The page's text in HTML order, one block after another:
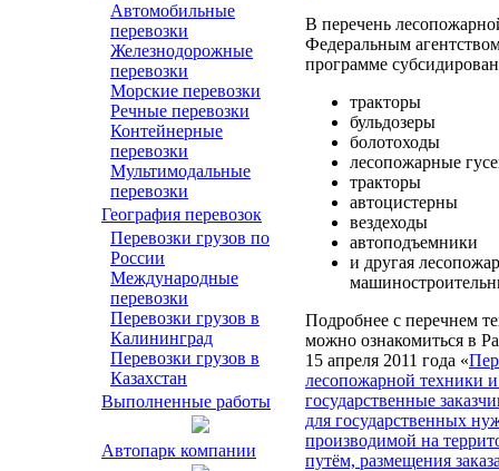
Автомобильные
перевозки
Железнодорожные
перевозки
Морские перевозки
Речные перевозки
Контейнерные
перевозки
Мультимодальные
перевозки
География перевозок
Перевозки грузов по
России
Международные
перевозки
Перевозки грузов в
Калининград
Перевозки грузов в
Казахстан
Выполненные работы
Автопарк компании
В перечень
Федеральным
программе
тракторы
бульдозеры
болотоходы
лесопожарные
тракторы
автоцистерны
вездеходы
автоподъемники
и другая
Подробнее с перечнем
можно ознакомиться в
15 апреля 2011 года «
лесопожарной техники
государственные
для государственных
производимой на
путём, размещения